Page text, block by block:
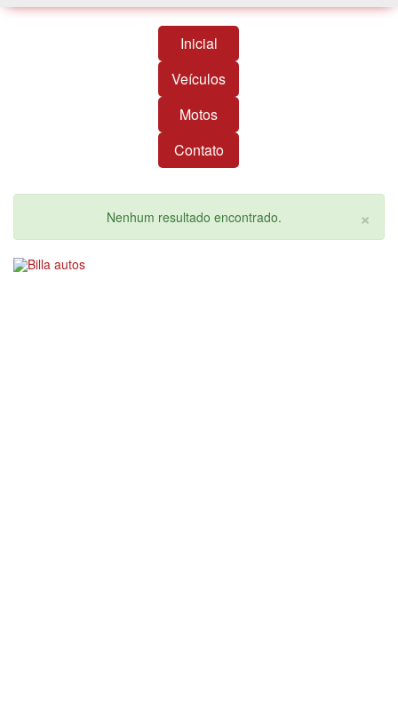
Inicial
Veículos
Motos
Contato
×
Nenhum resultado encontrado.